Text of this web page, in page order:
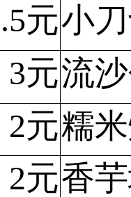
元小
3元流
2元糯
2元香